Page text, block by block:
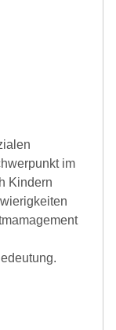
im
Kindern